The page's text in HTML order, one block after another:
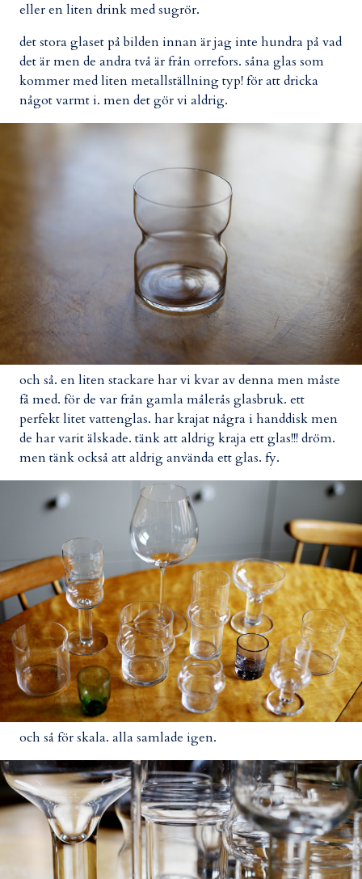
eller en liten drink med sugrör.
det stora glaset på bilden innan är jag inte hundra på vad
det är men de andra två är från orrefors. såna glas som
kommer med liten metallställning typ! för att dricka
något varmt i. men det gör vi aldrig.
och så. en liten stackare har vi kvar av denna men måste
få med. för de var från gamla målerås glasbruk. ett
perfekt litet vattenglas. har krajat några i handdisk men
de har varit älskade. tänk att aldrig kraja ett glas!!! dröm.
men tänk också att aldrig använda ett glas. fy.
och så för skala. alla samlade igen.